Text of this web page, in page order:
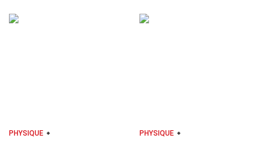
PHYSIQUE PHYSIQUE